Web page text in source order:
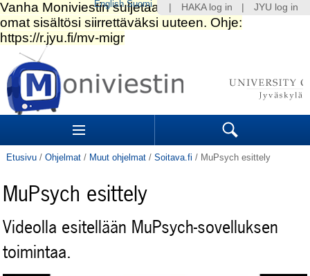
Siirry
sisältöön.
|
Siirry
navigointiin
Sections Search
Etusivu / Ohjelmat / Muut ohjelmat / Soitava.fi / MuPsych esittely
MuPsych esittely
Videolla esitellään MuPsych-sovelluksen
toimintaa.
HAKA log in JYU log in
English Suomi